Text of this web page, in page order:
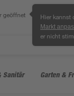
geöffnet Hier kannst
Markt
er nicht
Sanitär Garten &